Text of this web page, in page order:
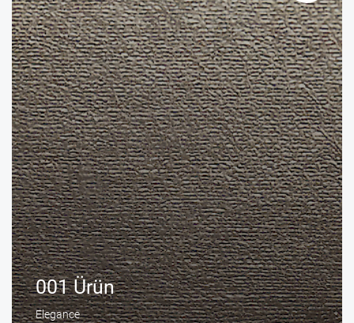
001 Ürün
Elegance